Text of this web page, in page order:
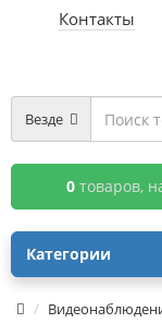
Контакты
Везде
0 товаров,
Категории